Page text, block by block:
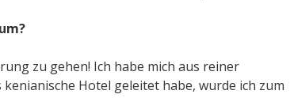
zu gehen! Ich habe mich aus reiner
Hotel geleitet habe, wurde ich zum